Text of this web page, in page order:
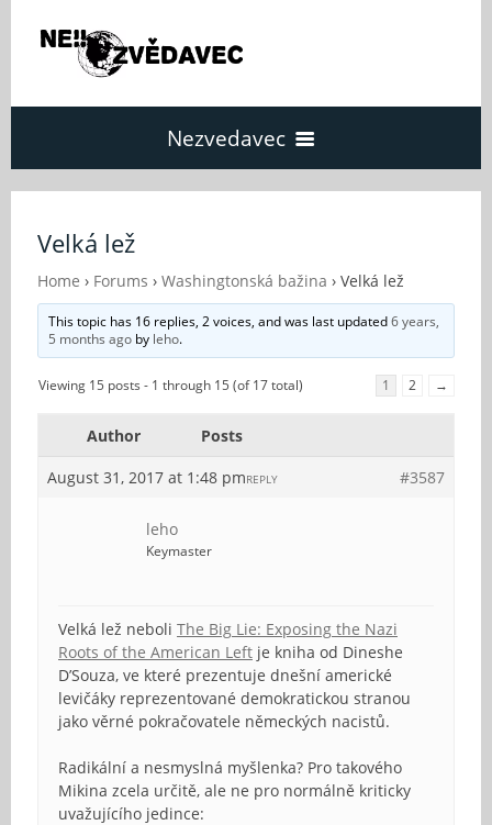
Nezvedavec
Fórum
Velká lež
Home › Forums › Washingtonská bažina › Velká lež
This topic has 16 replies, 2 voices, and was last updated6 years,
5 months ago by leho.
Viewing 15 posts - 1 through 15 (of 17 total) 1 2 →
Author
Posts
August 31, 2017 at 1:48 pm
#3587
REPLY
leho
Keymaster
Velká lež neboli The Big Lie: Exposing the Nazi
Roots of the American Left je kniha od Dineshe
D’Souza, ve které prezentuje dnešní americké
levičáky reprezentované demokratickou stranou
jako věrné pokračovatele německých nacistů.
Radikální a nesmyslná myšlenka? Pro takového
Mikina zcela určitě, ale ne pro normálně kriticky
uvažujícího jedince: